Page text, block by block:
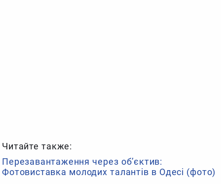
Читайте также:
Перезавантаження через об’єктив:
Фотовиставка молодих талантів в Одесі (фото)